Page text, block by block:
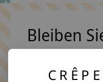
Bleiben